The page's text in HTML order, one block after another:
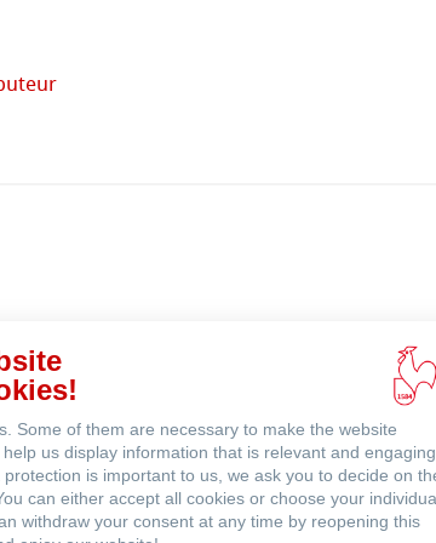
Some of them are necessary to make the website
us display information that is relevant and engaging
protection is important to us, we ask you to decide on
can either accept all cookies or choose your
withdraw your consent at any time by reopening this